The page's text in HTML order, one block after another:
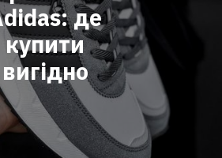
де
купити
вигідно